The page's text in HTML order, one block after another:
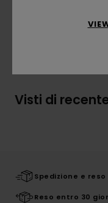
Visti di
Spedizione e
Reso entro 30